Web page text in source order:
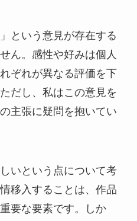
という意見が存在する
ん。感性や好みは個人
ぞれが異なる評価を下
だし、私はこの意見を
主張に疑問を抱いてい
いという点について考
移入することは、作品
要な要素です。しか